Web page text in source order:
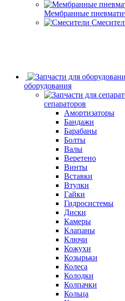
Мембранные
оборудования
сепараторов
Амортизаторы
Бандажи
Барабаны
Болты
Валы
Веретено
Винты
Вставки
Втулки
Гайки
Гидросистемы
Диски
Камеры
Клапаны
Ключи
Кожухи
Козырьки
Колеса
Колодки
Колпачки
Кольца